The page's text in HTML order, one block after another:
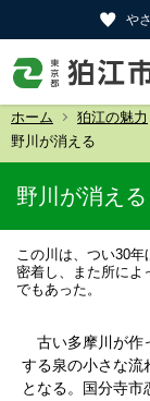
や
ホーム 狛江の魅力
野川が消える
野川が消える
この川は、つい30
密着し、また所によ
でもあった。
古い多摩川が作
する泉の小さな流
となる。国分寺